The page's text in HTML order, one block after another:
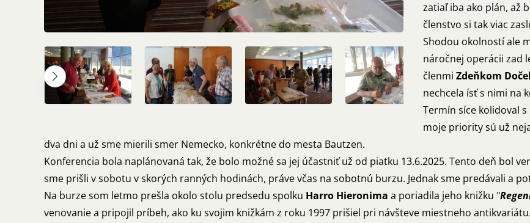
zatiaľ iba ako plán, až
členstvo si tak viac
Shodou okolností ale
náročnej operácii zad
členmi Zdeňkom
nechcela ísť s nimi na
Termín síce kolidoval
moje priority sú už
dva dni a už sme mierili smer Nemecko, konkrétne do mesta Bautzen.
Konferencia bola naplánovaná tak, že bolo možné sa jej účastniť už od piatku 13.6.2025. Tento deň bol
sme prišli v sobotu v skorých ranných hodinách, práve včas na sobotnú burzu. Jednak sme predávali a
Na burze som letmo prešla okolo stolu predsedu spolku Harro Hieronima a poriadila jeho knižku "
venovanie a pripojil príbeh, ako ku svojim knižkám z roku 1997 prišiel pri návšteve miestneho